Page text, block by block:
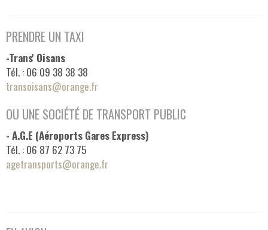
PRENDRE UN TAXI
-Trans' Oisans
Tél. : 06 09 38 38 38
transoisans@orange.fr
OU UNE SOCIÉTÉ DE TRANSPORT PUBLIC
- A.G.E (Aéroports Gares Express)
Tél. : 06 87 62 73 75
agetransports@orange.fr